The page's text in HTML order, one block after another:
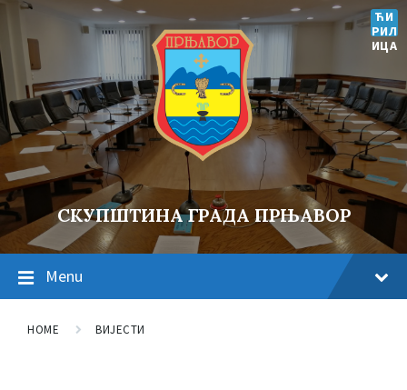
ЋИ
РИЛ
ИЦА
СКУПШТИНА ГРАДА ПРЊАВОР
Menu
HOME ВИЈЕСТИ